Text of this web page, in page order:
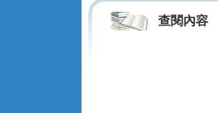
查閱內容